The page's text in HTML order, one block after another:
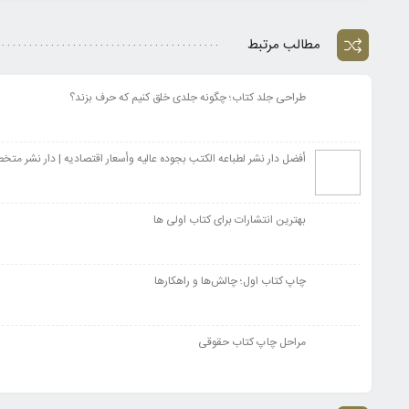
مطالب مرتبط
طراحی جلد کتاب؛ چگونه جلدی خلق کنیم که حرف بزند؟
أفضل دار نشر لطباعه الکتب بجوده عالیه وأسعار اقتصادیه | دار نشر
بهترین انتشارات برای کتاب اولی ها
چاپ کتاب اول؛ چالش‌ها و راهکارها
مراحل چاپ کتاب حقوقی